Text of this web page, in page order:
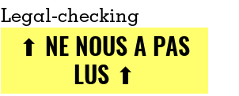
Legal-checking
⬆ NE NOUS A PAS
LUS ⬆